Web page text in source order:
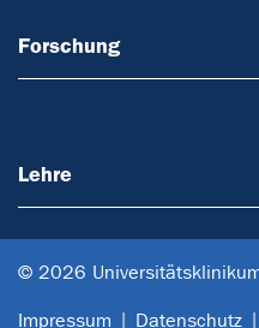
Forschung
Lehre
© 2026
Impressum Datenschutz